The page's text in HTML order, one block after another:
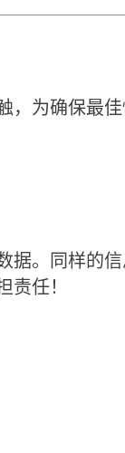
为确保最
。同样的
责任！